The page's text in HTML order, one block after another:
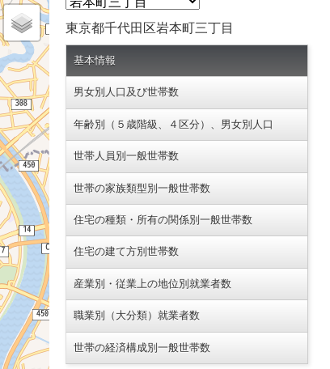
東京都千代田区岩本町三丁目
基本情報
男女別人口及び世帯数
年齢別（５歳階級、４区分）、男女別人口
世帯人員別一般世帯数
世帯の家族類型別一般世帯数
住宅の種類・所有の関係別一般世帯数
住宅の建て方別世帯数
産業別・従業上の地位別就業者数
職業別（大分類）就業者数
世帯の経済構成別一般世帯数